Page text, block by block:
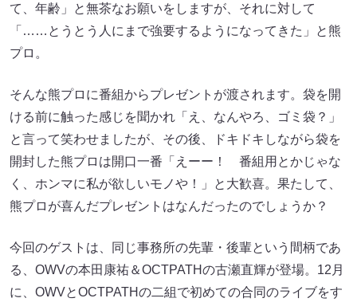
て、年齢」と無茶なお願いをしますが、それに対して
「……とうとう人にまで強要するようになってきた」と熊
プロ。
そんな熊プロに番組からプレゼントが渡されます。袋を開
ける前に触った感じを聞かれ「え、なんやろ、ゴミ袋？」
と言って笑わせましたが、その後、ドキドキしながら袋を
開封した熊プロは開口一番「えーー！ 番組用とかじゃな
く、ホンマに私が欲しいモノや！」と大歓喜。果たして、
熊プロが喜んだプレゼントはなんだったのでしょうか？
今回のゲストは、同じ事務所の先輩・後輩という間柄であ
る、OWVの本田康祐＆OCTPATHの古瀬直輝が登場。12月
に、OWVとOCTPATHの二組で初めての合同のライブをす